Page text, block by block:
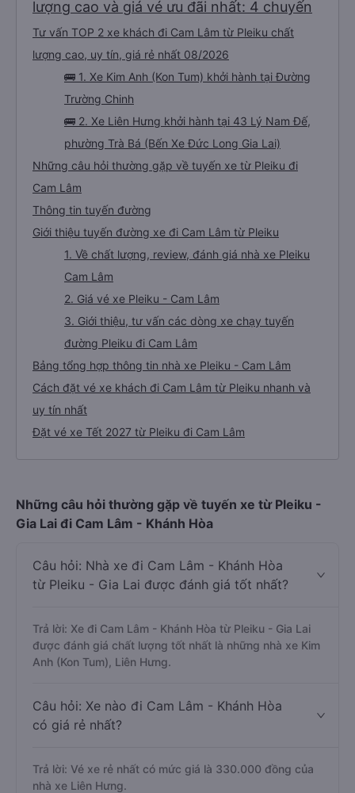
lượng cao và giá vé ưu đãi nhất: 4 chuyến
Tư vấn TOP 2 xe khách đi Cam Lâm từ Pleiku chất
lượng cao, uy tín, giá rẻ nhất 08/2026
🚌 1. Xe Kim Anh (Kon Tum) khởi hành tại Đường
Trường Chinh
🚌 2. Xe Liên Hưng khởi hành tại 43 Lý Nam Đế,
phường Trà Bá (Bến Xe Đức Long Gia Lai)
Những câu hỏi thường gặp về tuyến xe từ Pleiku đi
Cam Lâm
Thông tin tuyến đường
Giới thiệu tuyến đường xe đi Cam Lâm từ Pleiku
1. Về chất lượng, review, đánh giá nhà xe Pleiku
Cam Lâm
2. Giá vé xe Pleiku - Cam Lâm
3. Giới thiệu, tư vấn các dòng xe chạy tuyến
đường Pleiku đi Cam Lâm
Bảng tổng hợp thông tin nhà xe Pleiku - Cam Lâm
Cách đặt vé xe khách đi Cam Lâm từ Pleiku nhanh và
uy tín nhất
Đặt vé xe Tết 2027 từ Pleiku đi Cam Lâm
Những câu hỏi thường gặp về tuyến xe từ Pleiku -
Gia Lai đi Cam Lâm - Khánh Hòa
Câu hỏi: Nhà xe đi Cam Lâm - Khánh Hòa
từ Pleiku - Gia Lai được đánh giá tốt nhất?
Trả lời: Xe đi Cam Lâm - Khánh Hòa từ Pleiku - Gia Lai
được đánh giá chất lượng tốt nhất là những nhà xe Kim
Anh (Kon Tum), Liên Hưng.
Câu hỏi: Xe nào đi Cam Lâm - Khánh Hòa
có giá rẻ nhất?
Trả lời: Vé xe rẻ nhất có mức giá là 330.000 đồng của
nhà xe Liên Hưng.